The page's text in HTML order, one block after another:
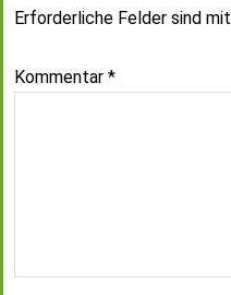
Erforderliche Felder sind mit
Kommentar *